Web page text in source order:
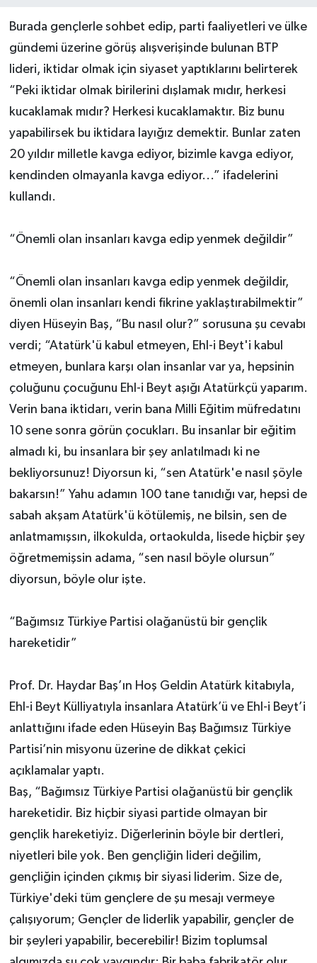
Burada gençlerle sohbet edip, parti faaliyetleri ve ülke
gündemi üzerine görüş alışverişinde bulunan BTP
lideri, iktidar olmak için siyaset yaptıklarını belirterek
“Peki iktidar olmak birilerini dışlamak mıdır, herkesi
kucaklamak mıdır? Herkesi kucaklamaktır. Biz bunu
yapabilirsek bu iktidara layığız demektir. Bunlar zaten
20 yıldır milletle kavga ediyor, bizimle kavga ediyor,
kendinden olmayanla kavga ediyor...” ifadelerini
kullandı.
“Önemli olan insanları kavga edip yenmek değildir”
“Önemli olan insanları kavga edip yenmek değildir,
önemli olan insanları kendi fikrine yaklaştırabilmektir”
diyen Hüseyin Baş, “Bu nasıl olur?” sorusuna şu cevabı
verdi; “Atatürk'ü kabul etmeyen, Ehl-i Beyt'i kabul
etmeyen, bunlara karşı olan insanlar var ya, hepsinin
çoluğunu çocuğunu Ehl-i Beyt aşığı Atatürkçü yaparım.
Verin bana iktidarı, verin bana Milli Eğitim müfredatını
10 sene sonra görün çocukları. Bu insanlar bir eğitim
almadı ki, bu insanlara bir şey anlatılmadı ki ne
bekliyorsunuz! Diyorsun ki, “sen Atatürk'e nasıl şöyle
bakarsın!” Yahu adamın 100 tane tanıdığı var, hepsi de
sabah akşam Atatürk'ü kötülemiş, ne bilsin, sen de
anlatmamışsın, ilkokulda, ortaokulda, lisede hiçbir şey
öğretmemişsin adama, “sen nasıl böyle olursun”
diyorsun, böyle olur işte.
“Bağımsız Türkiye Partisi olağanüstü bir gençlik
hareketidir”
Prof. Dr. Haydar Baş’ın Hoş Geldin Atatürk kitabıyla,
Ehl-i Beyt Külliyatıyla insanlara Atatürk’ü ve Ehl-i Beyt’i
anlattığını ifade eden Hüseyin Baş Bağımsız Türkiye
Partisi’nin misyonu üzerine de dikkat çekici
açıklamalar yaptı.
Baş, “Bağımsız Türkiye Partisi olağanüstü bir gençlik
hareketidir. Biz hiçbir siyasi partide olmayan bir
gençlik hareketiyiz. Diğerlerinin böyle bir dertleri,
niyetleri bile yok. Ben gençliğin lideri değilim,
gençliğin içinden çıkmış bir siyasi liderim. Size de,
Türkiye'deki tüm gençlere de şu mesajı vermeye
çalışıyorum; Gençler de liderlik yapabilir, gençler de
bir şeyleri yapabilir, becerebilir! Bizim toplumsal